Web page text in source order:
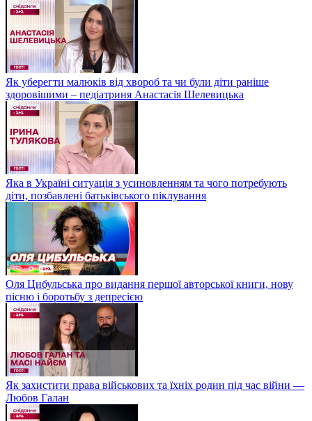
Як уберегти малюків від хвороб та чи були діти раніше
здоровішими – педіатриня Анастасія Шелевицька
Яка в Україні ситуація з усиновленням та чого потребують
діти, позбавлені батьківського піклування
Оля Цибульська про видання першої авторської книги, нову
пісню і боротьбу з депресією
Як захистити права військових та їхніх родин під час війни —
Любов Галан